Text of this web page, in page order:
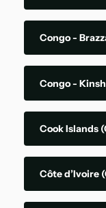
Congo -
Congo -
Cook Islands
Côte d’Ivoire